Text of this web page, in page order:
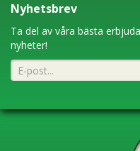
Nyhetsbrev
Ta del av våra bästa
nyheter!